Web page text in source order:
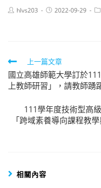
Posthlvs203
Post2022-09-29
Read
more
articles
上一篇文章
國立高雄師範大學訂於
上教師研習」，請教師踴
111學年度技術型高
「跨域素養導向課程教
相關內容